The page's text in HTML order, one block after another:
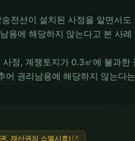
전선이 설치된 사정을 알면서도
용에 해당하지 않는다고 본 사례
정, 계쟁토지가 0.3㎡에 불과한
권리남용에 해당하지 않는다
, 재산권의 소멸시효) open_in_new